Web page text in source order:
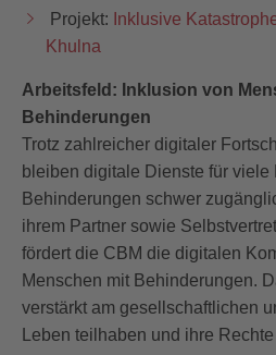
Projekt: Inklusive
Khulna
Arbeitsfeld: Inklusion von
Behinderungen
Trotz zahlreicher digitaler
bleiben digitale Dienste für viele
Behinderungen schwer
ihrem Partner sowie
fördert die CBM die digitalen
Menschen mit Behinderungen.
verstärkt am gesellschaftlichen
Leben teilhaben und ihre